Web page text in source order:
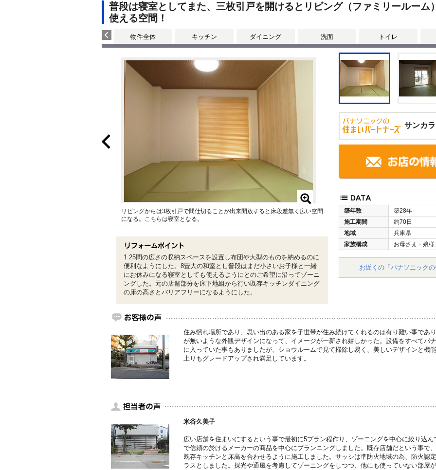
普段は寝室としてまた、三枚引戸を開けるとリビング（ファミリールーム
使える空間！
物件全体 キッチン ダイニング 洗面 トイレ
サンカ
築年数
築28年
施工期間
約70日
地域
兵庫県
家族構成
お母さま・娘
お近くの「パナソニック
リビングからは3枚引戸で間仕切ることが出来開放すると床段差無く広い空間
になる。こちらは寝室となる。
1.25間の広さの収納スペースを設置し布団や大型のものを納めるのに
便利なようにした。8畳大の和室とし普段はまだ小さいお子様と一緒
にお休みになる寝室としても使えるようにとのご希望に沿ってゾーニ
ングした。元の店舗部分を床下地組から行い既存キッチンダイニング
の床の高さとバリアフリーになるようにした。
住み慣れ場所であり、思い出のある家を子世帯が住み続けてくれるのは有り難い事であ
が無いような外観デザインになって、イメージが一新され嬉しかった。設備をすべてパ
に入っていた事もありましたが、ショウルームで見て掃除し易く、美しいデザインと機
上りもグレードアップされ満足しています。
米谷久美子
広い店舗を住まいにするという事で最初に5プラン程作り、ゾーニングを中心に絞り込
で信頼の於けるメーカーの商品を中心にプランニングしました。既存店舗だという事で
既存キッチンと床高を合わせるように施工しました。サッシは準防火地域の為、防火認
ラスとしました。採光や通風を考慮してゾーニングをしつつ、他にも使っていない部屋